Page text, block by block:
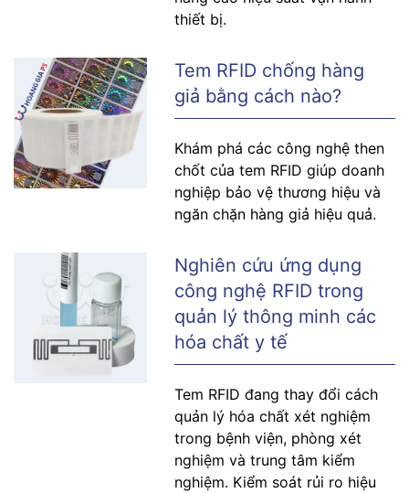
thiết bị.
Tem RFID chống hàng
giả bằng cách nào?
Khám phá các công nghệ then
chốt của tem RFID giúp doanh
nghiệp bảo vệ thương hiệu và
ngăn chặn hàng giả hiệu quả.
Nghiên cứu ứng dụng
công nghệ RFID trong
quản lý thông minh các
hóa chất y tế
Tem RFID đang thay đổi cách
quản lý hóa chất xét nghiệm
trong bệnh viện, phòng xét
nghiệm và trung tâm kiểm
nghiệm. Kiểm soát rủi ro hiệu